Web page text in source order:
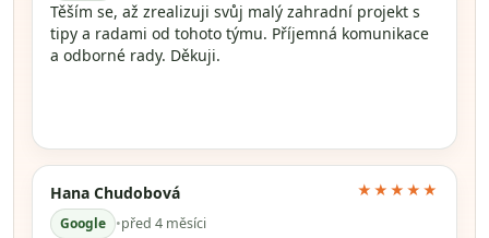
Těším se, až zrealizuji svůj malý zahradní projekt s
tipy a radami od tohoto týmu. Příjemná komunikace
a odborné rady. Děkuji.
Hana Chudobová
Google •před 4 měsíci
★★★★★